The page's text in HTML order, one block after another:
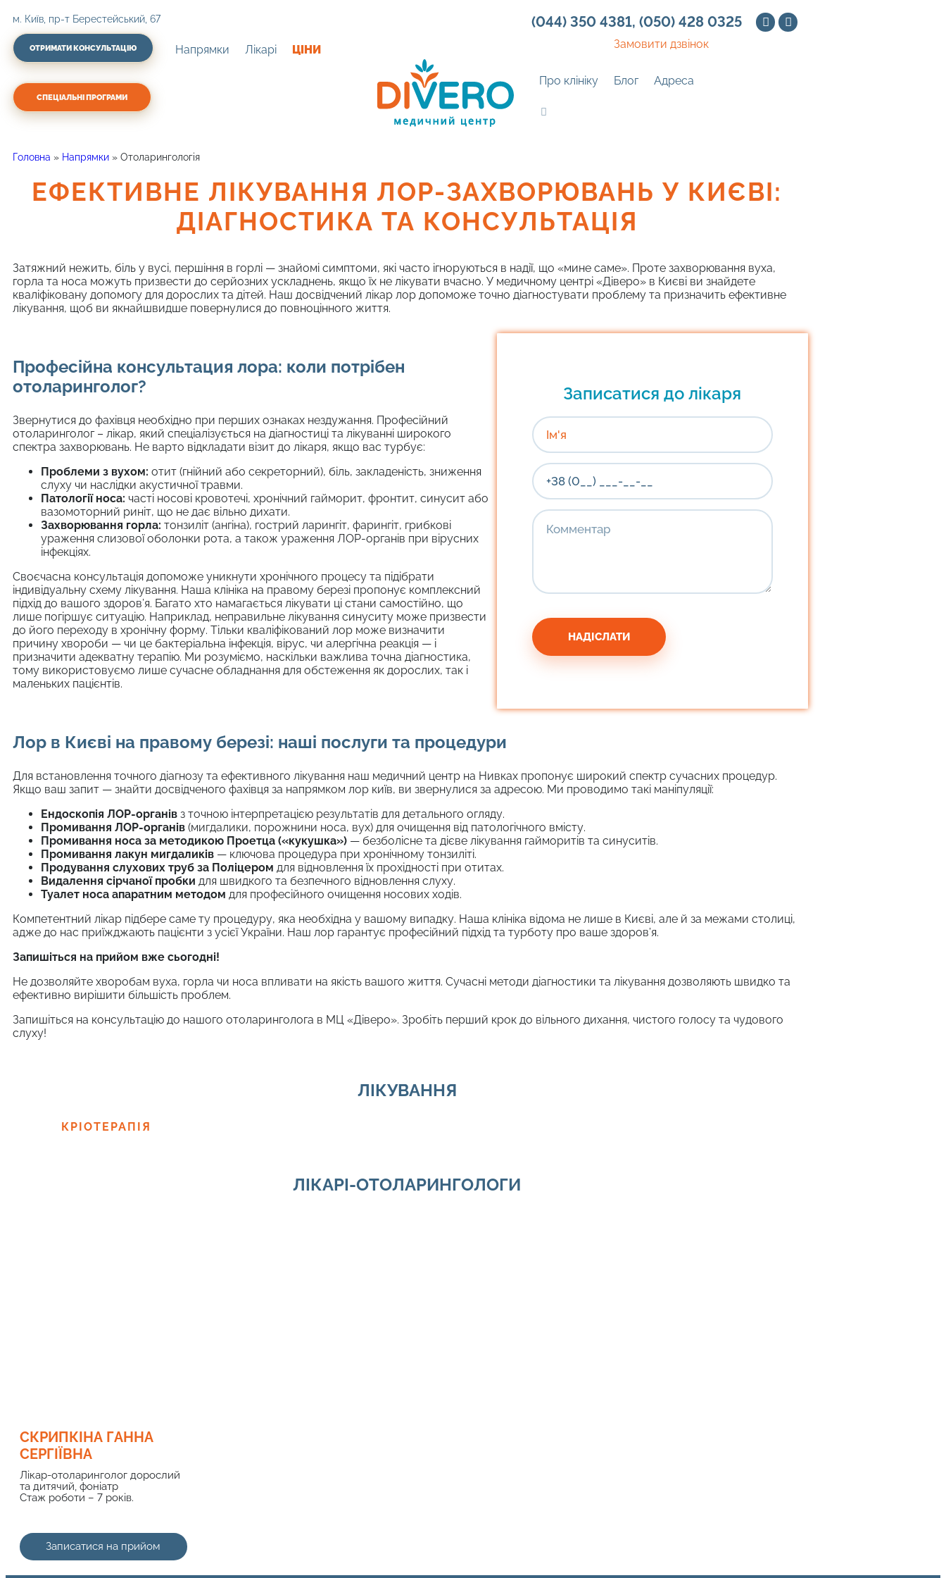
м. Київ, пр-т Берестейський, 67
ОТРИМАТИ КОНСУЛЬТАЦІЮ Напрямки Лікарі ЦІНИ
СПЕЦІАЛЬНІ ПРОГРАМИ
(044) 350 4381, (050) 428 0325
Замовити дзвінок
Про клініку Блог Адреса
Головна » Напрямки » Отоларингологія
ЕФЕКТИВНЕ ЛІКУВАННЯ ЛОР-ЗАХВОРЮВАНЬ У КИЄВІ:
ДІАГНОСТИКА ТА КОНСУЛЬТАЦІЯ
Затяжний нежить, біль у вусі, першіння в горлі — знайомі симптоми, які часто ігноруються в надії, що «мине саме». Проте захворювання вуха,
горла та носа можуть призвести до серйозних ускладнень, якщо їх не лікувати вчасно. У медичному центрі «Діверо» в Києві ви знайдете
кваліфіковану допомогу для дорослих та дітей. Наш досвідчений лікар лор допоможе точно діагностувати проблему та призначить ефективне
лікування, щоб ви якнайшвидше повернулися до повноцінного життя.
Професійна консультация лора: коли потрібен
отоларинголог?
Звернутися до фахівця необхідно при перших ознаках нездужання. Професійний
отоларинголог – лікар, який спеціалізується на діагностиці та лікуванні широкого
спектра захворювань. Не варто відкладати візит до лікаря, якщо вас турбує:
Проблеми з вухом: отит (гнійний або секреторний), біль, закладеність, зниження
слуху чи наслідки акустичної травми.
Патології носа: часті носові кровотечі, хронічний гайморит, фронтит, синусит або
вазомоторний риніт, що не дає вільно дихати.
Захворювання горла: тонзиліт (ангіна), гострий ларингіт, фарингіт, грибкові
ураження слизової оболонки рота, а також ураження ЛОР-органів при вірусних
інфекціях.
Своєчасна консультація допоможе уникнути хронічного процесу та підібрати
індивідуальну схему лікування. Наша клініка на правому березі пропонує комплексний
підхід до вашого здоров’я. Багато хто намагається лікувати ці стани самостійно, що
лише погіршує ситуацію. Наприклад, неправильне лікування синуситу може призвести
до його переходу в хронічну форму. Тільки кваліфікований лор може визначити
причину хвороби — чи це бактеріальна інфекція, вірус, чи алергічна реакція — і
призначити адекватну терапію. Ми розуміємо, наскільки важлива точна діагностика,
тому використовуємо лише сучасне обладнання для обстеження як дорослих, так і
маленьких пацієнтів.
Записатися до лікаря
Лор в Києві на правому березі: наші послуги та процедури
Для встановлення точного діагнозу та ефективного лікування наш медичний центр на Нивках пропонує широкий спектр сучасних процедур.
Якщо ваш запит — знайти досвідченого фахівця за напрямком лор київ, ви звернулися за адресою. Ми проводимо такі маніпуляції:
Ендоскопія ЛОР-органів з точною інтерпретацією результатів для детального огляду.
Промивання ЛОР-органів (мигдалики, порожнини носа, вух) для очищення від патологічного вмісту.
Промивання носа за методикою Проетца («кукушка») — безболісне та дієве лікування гайморитів та синуситів.
Промивання лакун мигдаликів — ключова процедура при хронічному тонзиліті.
Продування слухових труб за Поліцером для відновлення їх прохідності при отитах.
Видалення сірчаної пробки для швидкого та безпечного відновлення слуху.
Туалет носа апаратним методом для професійного очищення носових ходів.
Компетентний лікар підбере саме ту процедуру, яка необхідна у вашому випадку. Наша клініка відома не лише в Києві, але й за межами столиці,
адже до нас приїжджають пацієнти з усієї України. Наш лор гарантує професійний підхід та турботу про ваше здоров’я.
Запишіться на прийом вже сьогодні!
Не дозволяйте хворобам вуха, горла чи носа впливати на якість вашого життя. Сучасні методи діагностики та лікування дозволяють швидко та
ефективно вирішити більшість проблем.
Запишіться на консультацію до нашого отоларинголога в МЦ «Діверо». Зробіть перший крок до вільного дихання, чистого голосу та чудового
слуху!
ЛІКУВАННЯ
КРІОТЕРАПІЯ
ЛІКАРІ-ОТОЛАРИНГОЛОГИ
СКРИПКІНА ГАННА
СЕРГІЇВНА
Лікар-отоларинголог дорослий
та дитячий, фоніатр
Стаж роботи – 7 років.
Записатися на прийом